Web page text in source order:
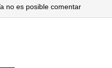
no es posible comentar